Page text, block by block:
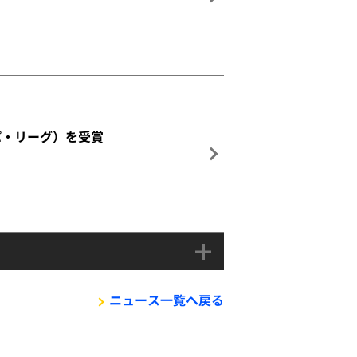
リーグ）を受賞
ニュース一覧へ戻る